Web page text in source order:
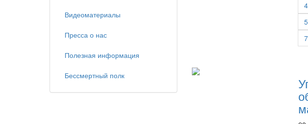
Видеоматериалы
Пресса о нас
Полезная информация
Бессмертный полк